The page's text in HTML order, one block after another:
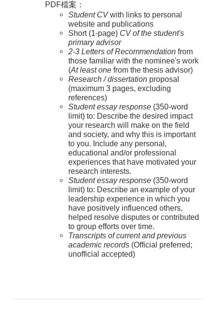
PDF檔案：
Student CVwith links to personal
website and publications
Short (1-page) CV of the student's
primary advisor
2-3 Letters of Recommendation from
those familiar with the nominee's work
(At least one from the thesis advisor)
Research / dissertation proposal
(maximum 3 pages, excluding
references)
Student essay response (350-word
limit) to: Describe the desired impact
your research will make on the field
and society, and why this is important
to you. Include any personal,
educational and/or professional
experiences that have motivated your
research interests.
Student essay response (350-word
limit) to: Describe an example of your
leadership experience in which you
have positively influenced others,
helped resolve disputes or contributed
to group efforts over time.
Transcripts of current and previous
academic records (Official preferred;
unofficial accepted)